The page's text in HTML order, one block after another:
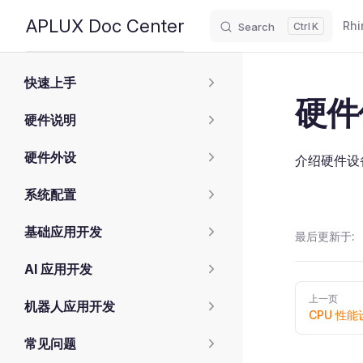
Skip to content
APLUX Doc Center Search K
快速上手
硬件说明
硬件外设
系统配置
基础应用开发
AI 应用开发
机器人应用开发
常见问题
硬
介绍硬件
最后更新于:
Pager
上一页
CPU 性能